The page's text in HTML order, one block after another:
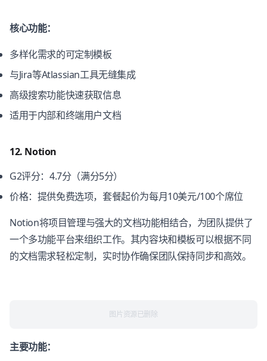
核心功能：
多样化需求的可定制模板
与Jira等Atlassian工具无缝集成
高级搜索功能快速获取信息
适用于内部和终端用户文档
12. Notion
G2评分：4.7分（满分5分）
价格：提供免费选项，套餐起价为每月10美元/100个席位
Notion将项目管理与强大的文档功能相结合，为团队提供了
一个多功能平台来组织工作。其内容块和模板可以根据不同
的文档需求轻松定制，实时协作确保团队保持同步和高效。
图片资源已删除
主要功能：